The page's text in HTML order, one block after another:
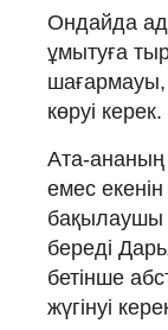
Ондайда
ұмытуға
шағармауы,
көруі керек.
Ата-ананың
емес
бақылаушы
береді
бетінше
жүгінуі